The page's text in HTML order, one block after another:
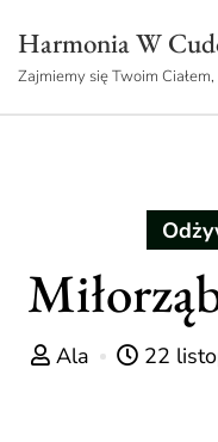
content
Harmonia W
Zajmiemy się Twoim Ciałem,
Ala 22